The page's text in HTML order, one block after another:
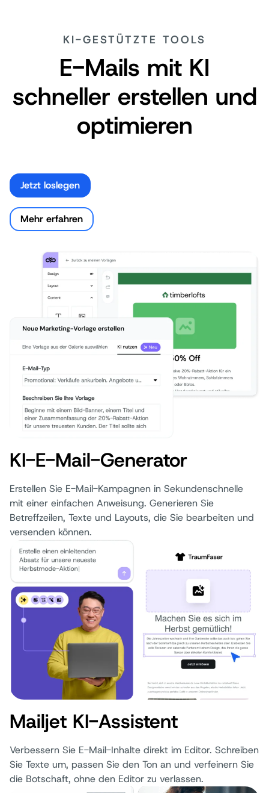
KI-GESTÜTZTE TOOLS
E-Mails mit KI
schneller erstellen und
optimieren
Jetzt loslegen
Mehr erfahren
KI-E-Mail-Generator
Erstellen Sie E-Mail-Kampagnen in Sekundenschnelle
mit einer einfachen Anweisung. Generieren Sie
Betreffzeilen, Texte und Layouts, die Sie bearbeiten und
versenden können.
Mailjet KI-Assistent
Verbessern Sie E-Mail-Inhalte direkt im Editor. Schreiben
Sie Texte um, passen Sie den Ton an und verfeinern Sie
die Botschaft, ohne den Editor zu verlassen.